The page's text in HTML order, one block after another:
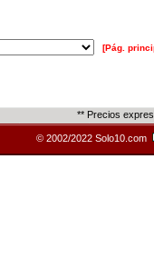
[Pág.
** Precios
© 2002/2022 Solo10.com